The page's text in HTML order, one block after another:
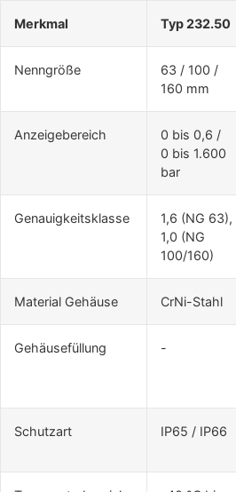
Merkmal Typ 232.50
Nenngröße
63 / 100 /
160 mm
Anzeigebereich
0 bis 0,6 /
0 bis 1.600
bar
Genauigkeitsklasse
1,6 (NG 63),
1,0 (NG
100/160)
Material Gehäuse CrNi-Stahl
Gehäusefüllung -
Schutzart IP65 / IP66